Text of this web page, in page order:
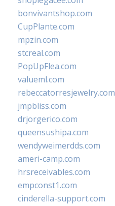
bonvivantshop.com
CupPlante.com
mpzin.com
stcreal.com
PopUpFlea.com
valueml.com
rebeccatorresjewelry.com
jmpbliss.com
drjorgerico.com
queensushipa.com
wendyweimerdds.com
ameri-camp.com
hrsreceivables.com
empconst1.com
cinderella-support.com